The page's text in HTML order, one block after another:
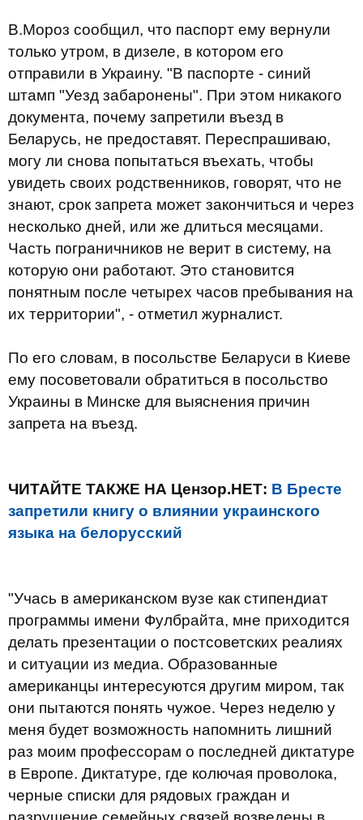
В.Мороз сообщил, что паспорт ему вернули
только утром, в дизеле, в котором его
отправили в Украину. "В паспорте - синий
штамп "Уезд забаронены". При этом никакого
документа, почему запретили въезд в
Беларусь, не предоставят. Переспрашиваю,
могу ли снова попытаться въехать, чтобы
увидеть своих родственников, говорят, что не
знают, срок запрета может закончиться и через
несколько дней, или же длиться месяцами.
Часть пограничников не верит в систему, на
которую они работают. Это становится
понятным после четырех часов пребывания на
их территории", - отметил журналист.
По его словам, в посольстве Беларуси в Киеве
ему посоветовали обратиться в посольство
Украины в Минске для выяснения причин
запрета на въезд.
ЧИТАЙТЕ ТАКЖЕ НА Цензор.НЕТ: В Бресте
запретили книгу о влиянии украинского
языка на белорусский
"Учась в американском вузе как стипендиат
программы имени Фулбрайта, мне приходится
делать презентации о постсоветских реалиях
и ситуации из медиа. Образованные
американцы интересуются другим миром, так
они пытаются понять чужое. Через неделю у
меня будет возможность напомнить лишний
раз моим профессорам о последней диктатуре
в Европе. Диктатуре, где колючая проволока,
черные списки для рядовых граждан и